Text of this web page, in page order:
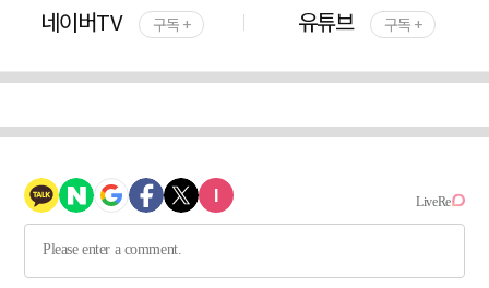
네이버TV 구독 + 유튜브 구독 +